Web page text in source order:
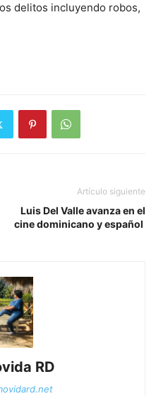
delitos incluyendo robos,
Artículo siguiente
Luis Del Valle avanza en el
cine dominicano y español
RD